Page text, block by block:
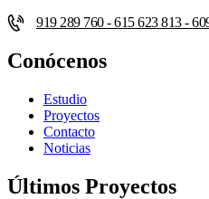
919 289 760 - 615 623 813 -
Conócenos
Estudio
Proyectos
Contacto
Noticias
Últimos Proyectos